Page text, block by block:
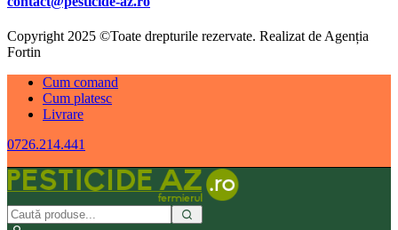
Copyright 2025 ©Toate drepturile rezervate. Realizat de Agenția
Fortin
Cum comand
Cum platesc
Livrare
0726.214.441